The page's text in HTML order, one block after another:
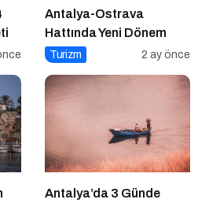
Antalya-Ostrava
Hattında Yeni Dönem
Turizm 2 ay önce
Antalya’da 3 Günde